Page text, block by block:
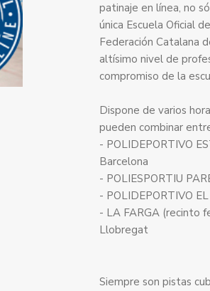
patinaje en línea, no
única Escuela Oficial
Federación Catalana
altísimo nivel de
compromiso de la
Dispone de varios
pueden combinar
- POLIDEPORTIVO
Barcelona
- POLIESPORTIU
- POLIDEPORTIVO
- LA FARGA (recinto
Llobregat
Siempre son pistas